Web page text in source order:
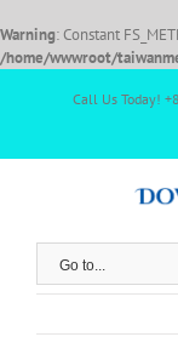
Warning: Constant
/home/wwwroot/
Call Us Today!
Go to...